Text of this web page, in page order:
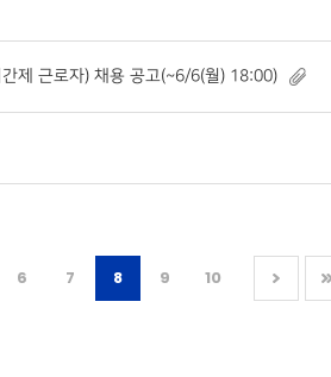
제 근로자) 채용 공고(~6/6(월) 18:00)
6 7 8 9 10